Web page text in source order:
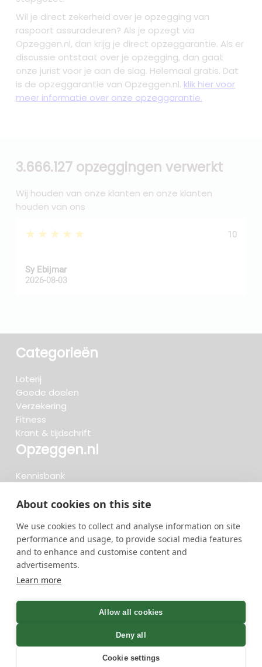
About cookies on this site
We use cookies to collect and analyse information on site
performance and usage, to provide social media features
and to enhance and customise content and
advertisements.
Learn more
Allow all cookies
Deny all
Cookie settings
Wil je direct zekerheid over je opzegging van
raspoort assuradeuren? Als je opzegt via
Opzeggen.nl, dan krijg je direct opzeggarantie. Als er
discussie ontstaat over je opzegging, dan gaat
onze jurist voor je aan de slag. Helemaal gratis. Dat
is de opzeggarantie van Opzeggen.nl. klik hier voor
meer informatie over onze opzeggarantie.
3.666.127 opzeggingen verwerkt
Wij houden van onze klanten en onze klanten
houden van ons
★★★★★ 10
Sy Ebijmar
2026-08-03
Categorieën
Loterij
Goede doelen
Verzekering
Fitness
Krant & tijdschrift
Opzeggen.nl
Kennisbank
Beoordelingen
Meteen opzeggen
734 opzeggingen afgelopen 30 dagen - 3.666.127
opzeggingen in totaal
GreenOnline BV Gebruiksvoorwaarden